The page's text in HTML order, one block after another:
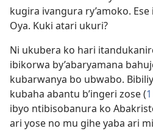
kugira ivangura ry’amoko.
Oya. Kuki atari ukuri?
Ni ukubera ko hari
ibikorwa by’abaryamana
kubarwanya bo ubwabo.
kubaha abantu b’ingeri zose (
ibyo ntibisobanura ko
ari yose no mu gihe yaba ari